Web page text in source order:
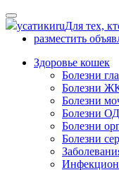
Skip
to
content
усатикиruДля тех,
разместить
Здоровье кошек
Болезни
Болезни
Болезни
Болезни
Болезни
Болезни